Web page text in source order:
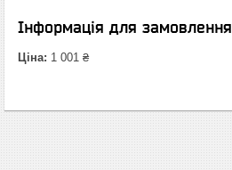
Інформація для замовлення
Ціна: 1 001 ₴